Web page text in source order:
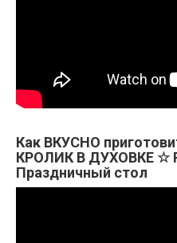
Как ВКУСНО
КРОЛИК В ДУХОВКЕ ☆
Праздничный стол